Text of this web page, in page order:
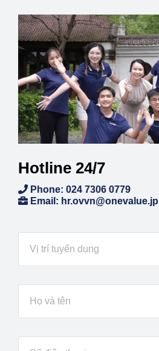
Hotline 24/7
Phone: 024 7306 0779
Email: hr.ovvn@onevalue.jp